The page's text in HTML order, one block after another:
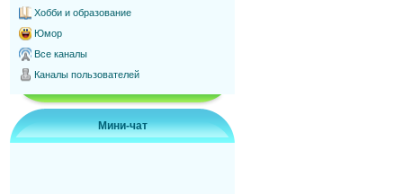
Хобби и образование
Юмор
Все каналы
Каналы пользователей
Мини-чат